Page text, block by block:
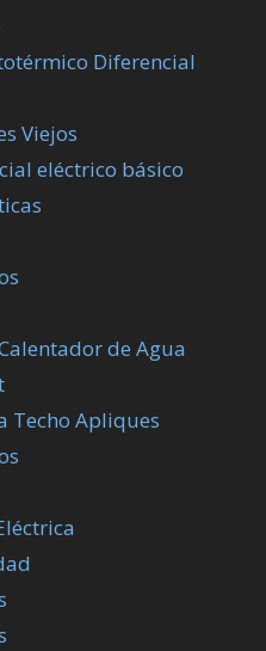
Diferencial
Viejos
eléctrico básico
de Agua
Techo Apliques